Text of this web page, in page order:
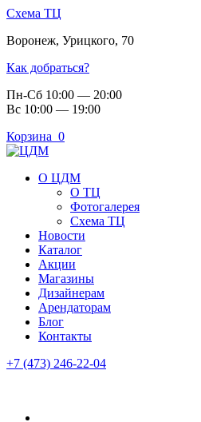
Схема ТЦ
Воронеж, Урицкого, 70
Как добраться?
Пн-Сб 10:00 — 20:00
Вс 10:00 — 19:00
Корзина 0
О ЦДМ
О ТЦ
Фотогалерея
Схема ТЦ
Новости
Каталог
Акции
Магазины
Дизайнерам
Арендаторам
Блог
Контакты
+7 (473) 246-22-04